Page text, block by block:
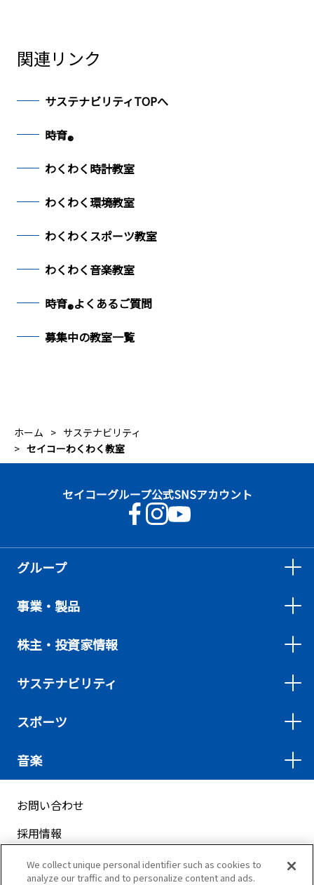
関連リンク
サステナビリティTOPへ
時育®
わくわく時計教室
わくわく環境教室
わくわくスポーツ教室
わくわく音楽教室
時育®よくあるご質問
募集中の教室一覧
ホーム
サステナビリティ
セイコーわくわく教室
セイコーグループ公式SNSアカウント
グループ
事業・製品
株主・投資家情報
サステナビリティ
スポーツ
音楽
お問い合わせ
採用情報
サイトマップ
We collect unique personal identifier such as cookies to
analyze our traffic and to personalize content and ads.